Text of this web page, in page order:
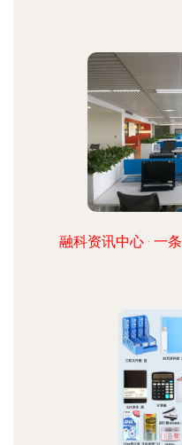
融科资讯中心 · 一